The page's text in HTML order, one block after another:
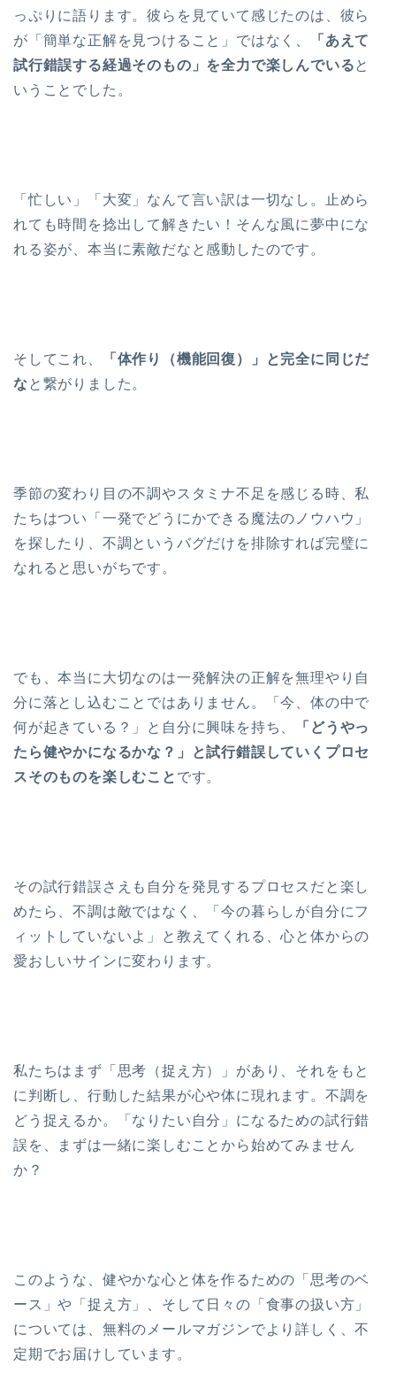
っぷりに語ります。彼らを見ていて感じたのは、彼ら
が「簡単な正解を見つけること」ではなく、
「あえて
試行錯誤する経過そのもの」を全力で楽しんでいると
いうことでした。
「忙しい」「大変」なんて言い訳は一切なし。止めら
れても時間を捻出して解きたい！そんな風に夢中にな
れる姿が、本当に素敵だなと感動したのです。
そしてこれ、
「体作り（機能回復）」と完全に同じだ
なと繋がりました。
季節の変わり目の不調やスタミナ不足を感じる時、私
たちはつい「一発でどうにかできる魔法のノウハウ」
を探したり、不調というバグだけを排除すれば完璧に
なれると思いがちです。
でも、本当に大切なのは一発解決の正解を無理やり自
分に落とし込むことではありません。「今、体の中で
何が起きている？」と自分に興味を持ち、
「どうやっ
たら健やかになるかな？」と試行錯誤していくプロセ
スそのものを楽しむこと です。
その試行錯誤さえも自分を発見するプロセスだと楽し
めたら、不調は敵ではなく、「今の暮らしが自分にフ
ィットしていないよ」と教えてくれる、心と体からの
愛おしいサインに変わります。
私たちはまず「思考（捉え方）」があり、それをもと
に判断し、行動した結果が心や体に現れます。不調を
どう捉えるか。「なりたい自分」になるための試行錯
誤を、まずは一緒に楽しむことから始めてみません
か？
このような、健やかな心と体を作るための「思考のベ
ース」や「捉え方」、そして日々の「食事の扱い方」
については、無料のメールマガジンでより詳しく、不
定期でお届けしています。